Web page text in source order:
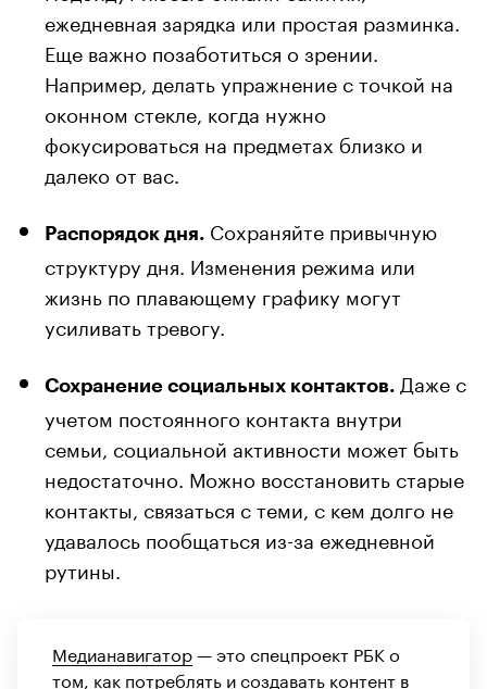
ежедневная зарядка или простая разминка.
Еще важно позаботиться о зрении.
Например, делать упражнение с точкой на
оконном стекле, когда нужно
фокусироваться на предметах близко и
далеко от вас.
Распорядок дня. Сохраняйте привычную
структуру дня. Изменения режима или
жизнь по плавающему графику могут
усиливать тревогу.
Сохранение социальных контактов. Даже с
учетом постоянного контакта внутри
семьи, социальной активности может быть
недостаточно. Можно восстановить старые
контакты, связаться с теми, с кем долго не
удавалось пообщаться из-за ежедневной
рутины.
Медианавигатор— это спецпроект РБК о
том, как потреблять и создавать контент в